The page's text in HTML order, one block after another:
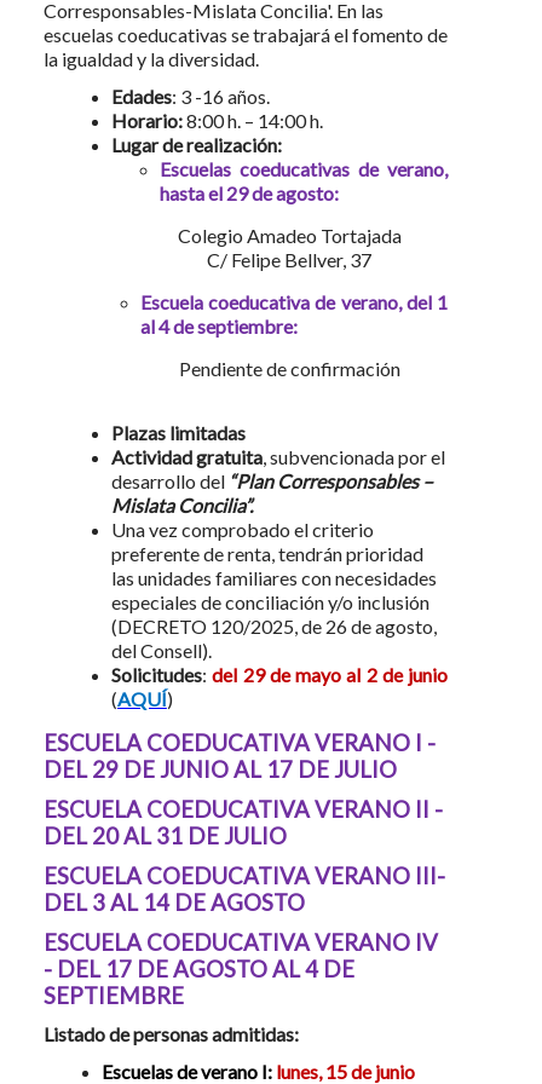
Corresponsables-Mislata Concilia'. En las
escuelas coeducativas se trabajará el fomento de
la igualdad y la diversidad.
Edades: 3 -16 años.
Horario:8:00 h. – 14:00 h.
Lugar de realización:
Escuelas coeducativas de verano,
hasta el 29 de agosto:
Colegio Amadeo Tortajada
C/ Felipe Bellver, 37
Escuela coeducativa de verano, del 1
al 4 de septiembre:
Pendiente de confirmación
Plazas limitadas
Actividad gratuita, subvencionada por el
desarrollo del “Plan Corresponsables –
Mislata Concilia”.
Una vez comprobado el criterio
preferente de renta, tendrán prioridad
las unidades familiares con necesidades
especiales de conciliación y/o inclusión
(DECRETO 120/2025, de 26 de agosto,
del Consell).
Solicitudes:del 29 de mayo al 2 de junio
(AQUÍ)
ESCUELA COEDUCATIVA VERANO I -
DEL 29 DE JUNIO AL 17 DE JULIO
ESCUELA COEDUCATIVA VERANO II -
DEL 20 AL 31 DE JULIO
ESCUELA COEDUCATIVA VERANO III-
DEL 3 AL 14 DE AGOSTO
ESCUELA COEDUCATIVA VERANO IV
- DEL 17 DE AGOSTO AL 4 DE
SEPTIEMBRE
Listado de personas admitidas:
Escuelas de verano I:lunes, 15de junio